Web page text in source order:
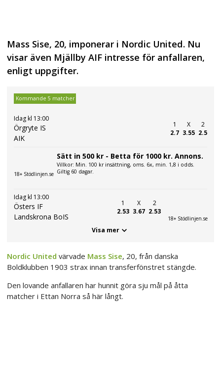
Mass Sise, 20, imponerar i Nordic United. Nu
visar även Mjällby AIF intresse för anfallaren,
enligt uppgifter.
Kommande 5 matcher
Idag kl 13:00
Örgryte IS
AIK
1
2.7
X
3.55
2
2.5
18+ Stödlinjen.se
Sätt in 500 kr - Betta för 1000 kr. Annons.
Villkor: Min. 100 kr insättning, oms. 6x, min. 1,8 i odds.
Giltig 60 dagar.
Idag kl 13:00
Östers IF
Landskrona BoIS
1
2.53
X
3.67
2
2.53
18+ Stödlinjen.se
Visa mer
Nordic United värvade Mass Sise, 20, från danska
Boldklubben 1903 strax innan transferfönstret stängde.
Den lovande anfallaren har hunnit göra sju mål på åtta
matcher i Ettan Norra så här långt.